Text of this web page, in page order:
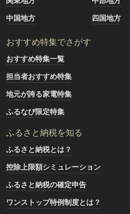
中国地方
四国地方
おすすめ特集でさがす
おすすめ特集一覧
担当者おすすめ特集
地元が誇る家電特集
ふるなび限定特集
ふるさと納税を知る
ふるさと納税とは？
控除上限額シミュレーション
ふるさと納税の確定申告
ワンストップ特例制度とは？